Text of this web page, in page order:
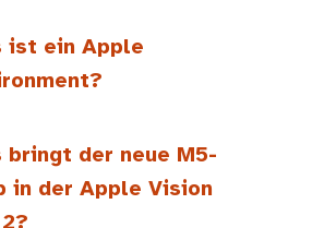
ist ein Apple
bringt der neue M5-
in der Apple Vision